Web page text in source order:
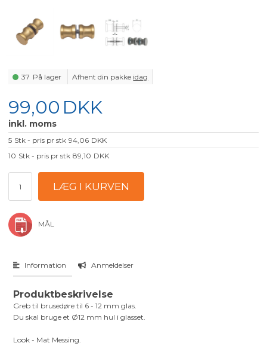
37 På lager Afhent din pakke idag
99,00 DKK
inkl. moms
5 Stk - pris pr stk 94,06 DKK
10 Stk - pris pr stk 89,10 DKK
MÅL
Information Anmeldelser
Produktbeskrivelse
Greb til brusedøre til 6 - 12 mm glas.
Du skal bruge et Ø12 mm hul i glasset.
Look - Mat Messing.